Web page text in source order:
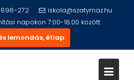
272
iskola@szatymaz.hu
napokon 7:00-18:00 között
lemondás, étlap